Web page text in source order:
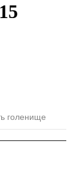
голенище